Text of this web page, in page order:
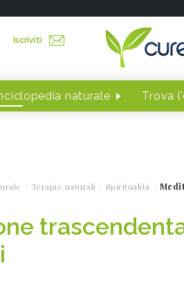
Iscriviti
naturale Trova
Terapie naturali Spiritualità